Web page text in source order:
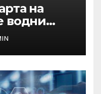
на
водни
за
г.